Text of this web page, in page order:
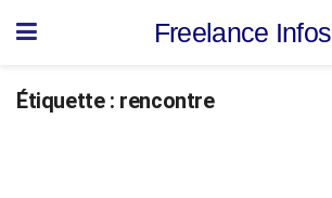
Freelance Infos
Étiquette : rencontre